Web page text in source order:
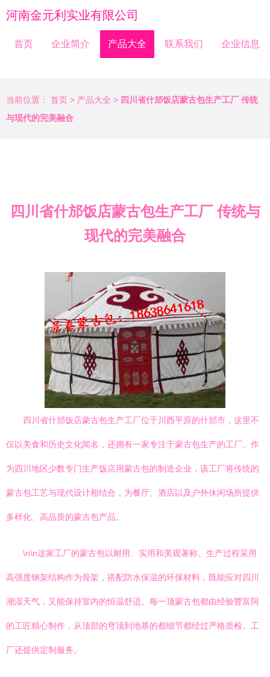
河南金元利实业有限公司
首页 企业简介 产品大全 联系我们 企业信息
当前位置： 首页 > 产品大全 > 四川省什邡饭店蒙古包生产工厂 传统
与现代的完美融合
四川省什邡饭店蒙古包生产工厂 传统与
现代的完美融合
四川省什邡饭店蒙古包生产工厂位于川西平原的什邡市，这里不
仅以美食和历史文化闻名，还拥有一家专注于蒙古包生产的工厂。作
为四川地区少数专门生产饭店用蒙古包的制造企业，该工厂将传统的
蒙古包工艺与现代设计相结合，为餐厅、酒店以及户外休闲场所提供
多样化、高品质的蒙古包产品。
\n\n这家工厂的蒙古包以耐用、实用和美观著称。生产过程采用
高强度钢架结构作为骨架，搭配防水保温的环保材料，既能应对四川
潮湿天气，又能保持室内的恒温舒适。每一顶蒙古包都由经验豐富阿
的工匠精心制作，从顶部的穹顶到地基的都细节都经过严格质检。工
厂还提供定制服务。